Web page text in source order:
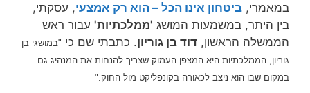
במאמרי, ביטחון אינו הכל – הוא רק אמצעי, עסקתי,
בין היתר, במשמעות המושג 'ממלכתיות' עבור ראש
הממשלה הראשון, דוד בן גוריון. כתבתי שם כי "במושגי בן
גוריון, הממלכתיות היא המצפן העמוק שצריך להנחות את המנהיג גם
במקום שבו הוא ניצב לכאורה בקונפליקט מול החוק."